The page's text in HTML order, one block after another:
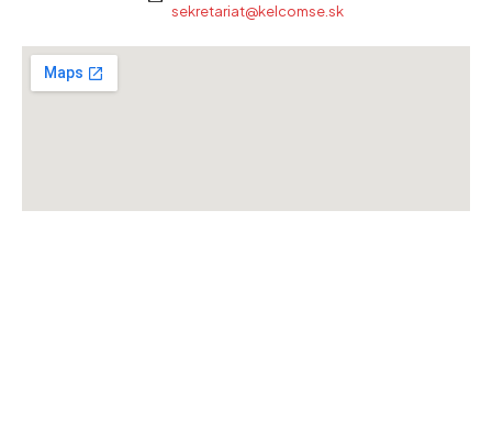
sekretariat@kelcomse.sk